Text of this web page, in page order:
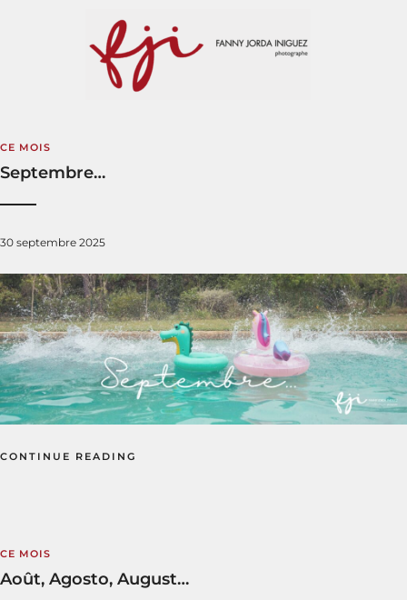
CE MOIS
Septembre…
30 septembre 2025
CONTINUE READING
CE MOIS
Août, Agosto, August…